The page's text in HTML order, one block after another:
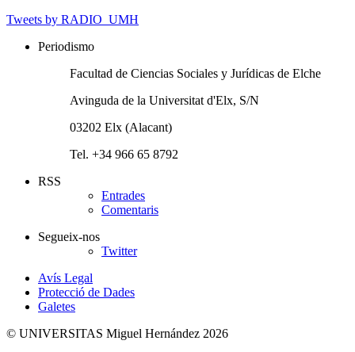
Tweets by RADIO_UMH
Periodismo
Facultad de Ciencias Sociales y Jurídicas de Elche
Avinguda de la Universitat d'Elx, S/N
03202 Elx (Alacant)
Tel. +34 966 65 8792
RSS
Entrades
Comentaris
Segueix-nos
Twitter
Avís Legal
Protecció de Dades
Galetes
© UNIVERSITAS Miguel Hernández 2026